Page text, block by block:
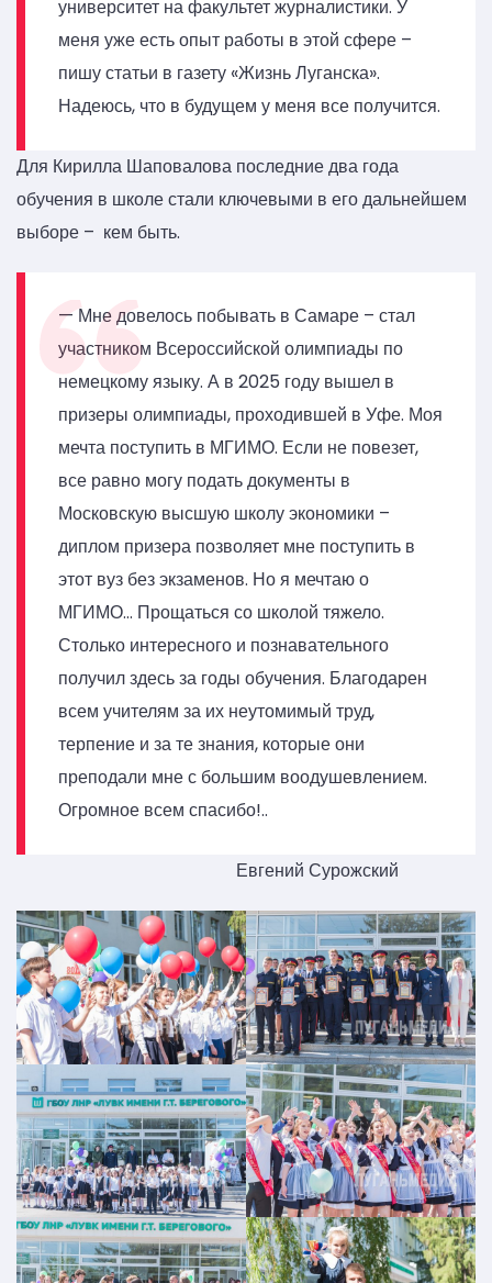
университет на факультет журналистики. У
меня уже есть опыт работы в этой сфере –
пишу статьи в газету «Жизнь Луганска».
Надеюсь, что в будущем у меня все получится.
Для Кирилла Шаповалова последние два года
обучения в школе стали ключевыми в его дальнейшем
выборе – кем быть.
— Мне довелось побывать в Самаре – стал
участником Всероссийской олимпиады по
немецкому языку. А в 2025 году вышел в
призеры олимпиады, проходившей в Уфе. Моя
мечта поступить в МГИМО. Если не повезет,
все равно могу подать документы в
Московскую высшую школу экономики –
диплом призера позволяет мне поступить в
этот вуз без экзаменов. Но я мечтаю о
МГИМО… Прощаться со школой тяжело.
Столько интересного и познавательного
получил здесь за годы обучения. Благодарен
всем учителям за их неутомимый труд,
терпение и за те знания, которые они
преподали мне с большим воодушевлением.
Огромное всем спасибо!..
Евгений Сурожский